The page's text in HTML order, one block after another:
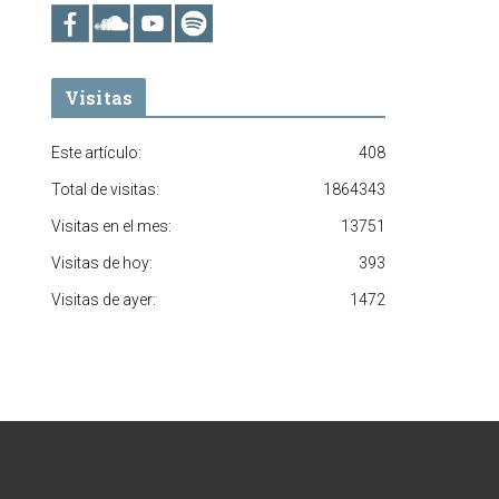
Visitas
408
Este artículo:
1864343
Total de visitas:
13751
Visitas en el mes:
393
Visitas de hoy:
1472
Visitas de ayer: